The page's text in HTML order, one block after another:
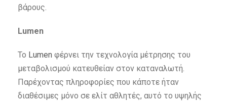
βάρους.
Lumen
To Lumen φέρνει την τεχνολογία μέτρησης του
μεταβολισμού κατευθείαν στον καταναλωτή.
Παρέχοντας πληροφορίες που κάποτε ήταν
διαθέσιμες μόνο σε ελίτ αθλητές, αυτό το υψηλής